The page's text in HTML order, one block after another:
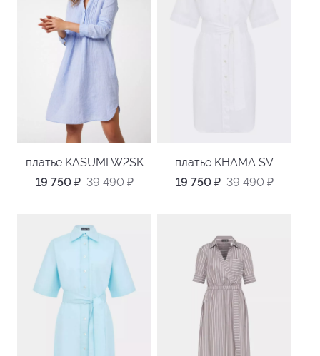
платье KASUMI W2SK
19 750 ₽ 39 490₽
платье KHAMA SV
19 750 ₽ 39 490₽